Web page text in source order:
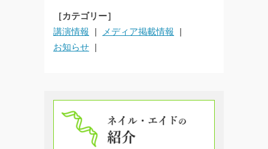
［カテゴリー］
講演情報
メディア掲載情報
お知らせ